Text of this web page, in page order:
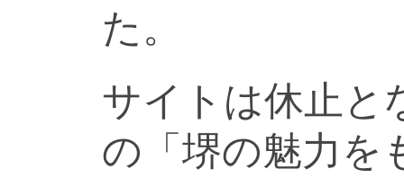
た。
サイトは休止と
の「堺の魅力を